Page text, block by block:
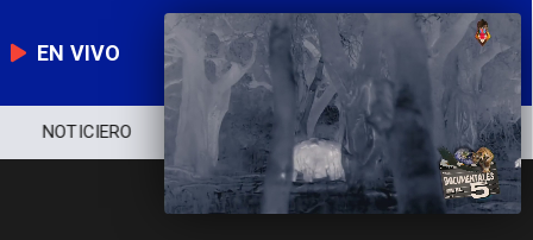
EN VIVO
NOTICIERO POLÍTICA ECONOMÍA